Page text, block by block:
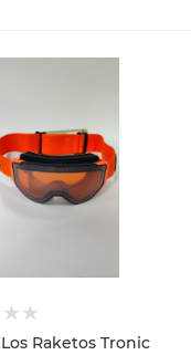
Raketos Tronic